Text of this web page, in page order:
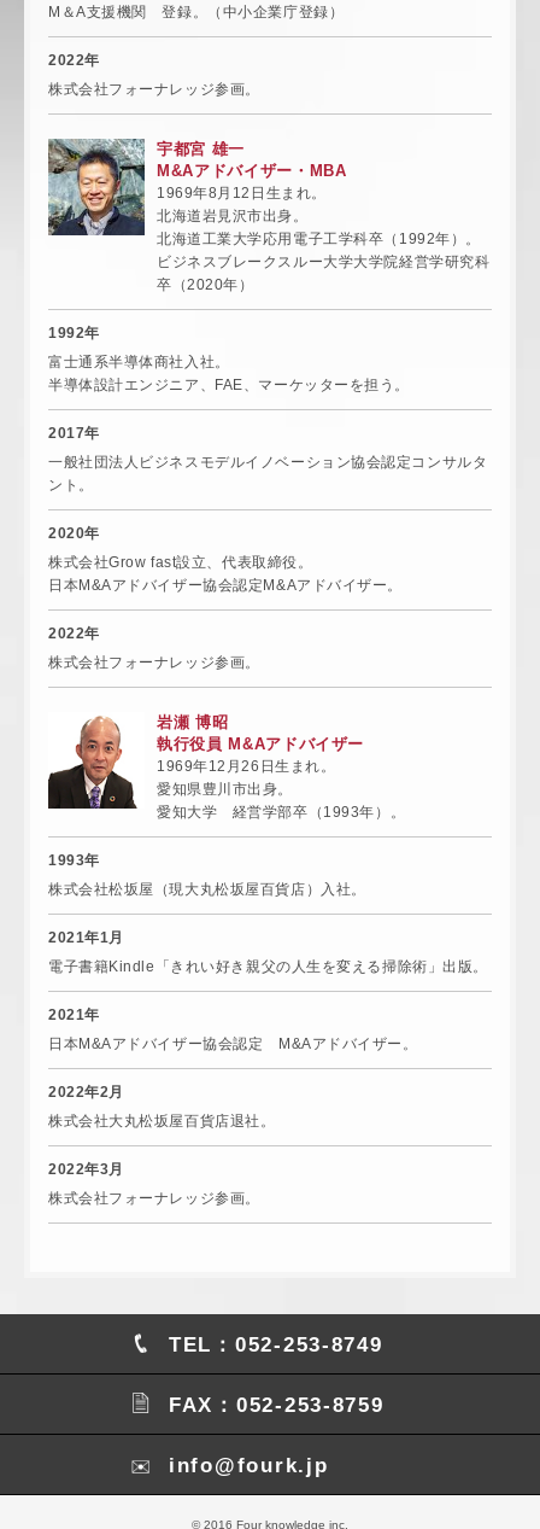
M＆A支援機関 登録。（中小企業庁登録）
2022年
株式会社フォーナレッジ参画。
宇都宮 雄一
M&Aアドバイザー・MBA
1969年8月12日生まれ。
北海道岩見沢市出身。
北海道工業大学応用電子工学科卒（1992年）。
ビジネスブレークスルー大学大学院経営学研究科
卒（2020年）
1992年
富士通系半導体商社入社。
半導体設計エンジニア、FAE、マーケッターを担う。
2017年
一般社団法人ビジネスモデルイノベーション協会認定コンサルタ
ント。
2020年
株式会社Grow fast設立、代表取締役。
日本M&Aアドバイザー協会認定M&Aアドバイザー。
2022年
株式会社フォーナレッジ参画。
岩瀬 博昭
執行役員 M&Aアドバイザー
1969年12月26日生まれ。
愛知県豊川市出身。
愛知大学 経営学部卒（1993年）。
1993年
株式会社松坂屋（現大丸松坂屋百貨店）入社。
2021年1月
電子書籍Kindle「きれい好き親父の人生を変える掃除術」出版。
2021年
日本M&Aアドバイザー協会認定 M&Aアドバイザー。
2022年2月
株式会社大丸松坂屋百貨店退社。
2022年3月
株式会社フォーナレッジ参画。
TEL： 052-253-8749
FAX：052-253-8759
info@fourk.jp
© 2016 Four knowledge inc.